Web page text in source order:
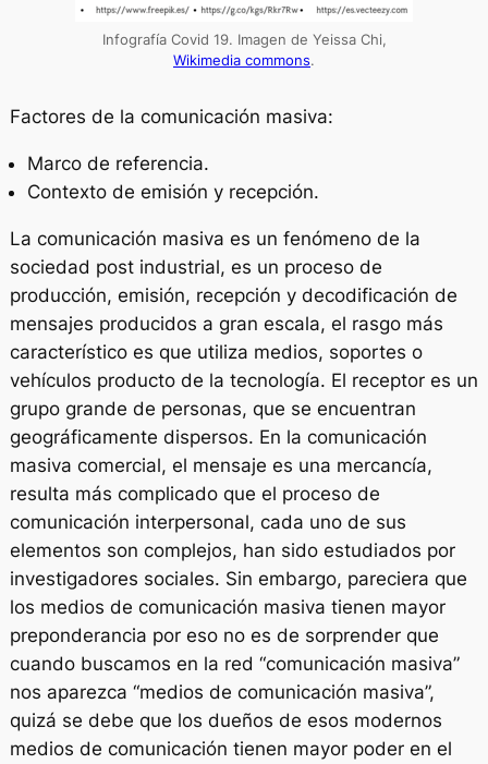
Infografía Covid 19. Imagen de Yeissa Chi,
Wikimedia commons.
Factores de la comunicación masiva:
Marco de referencia.
Contexto de emisión y recepción.
La comunicación masiva es un fenómeno de la
sociedad post industrial, es un proceso de
producción, emisión, recepción y decodificación de
mensajes producidos a gran escala, el rasgo más
característico es que utiliza medios, soportes o
vehículos producto de la tecnología. El receptor es un
grupo grande de personas, que se encuentran
geográficamente dispersos. En la comunicación
masiva comercial, el mensaje es una mercancía,
resulta más complicado que el proceso de
comunicación interpersonal, cada uno de sus
elementos son complejos, han sido estudiados por
investigadores sociales. Sin embargo, pareciera que
los medios de comunicación masiva tienen mayor
preponderancia por eso no es de sorprender que
cuando buscamos en la red “comunicación masiva”
nos aparezca “medios de comunicación masiva”,
quizá se debe que los dueños de esos modernos
medios de comunicación tienen mayor poder en el